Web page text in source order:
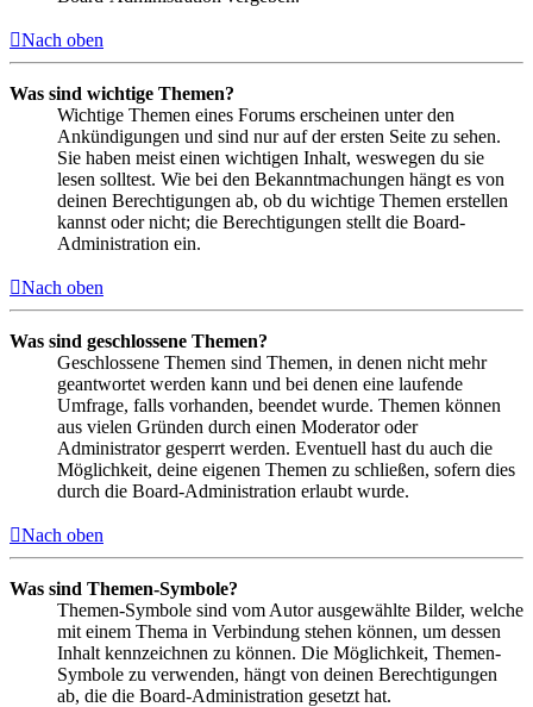
Nach oben
Was sind wichtige Themen?
Wichtige Themen eines Forums erscheinen unter den
Ankündigungen und sind nur auf der ersten Seite zu sehen.
Sie haben meist einen wichtigen Inhalt, weswegen du sie
lesen solltest. Wie bei den Bekanntmachungen hängt es von
deinen Berechtigungen ab, ob du wichtige Themen erstellen
kannst oder nicht; die Berechtigungen stellt die Board-
Administration ein.
Nach oben
Was sind geschlossene Themen?
Geschlossene Themen sind Themen, in denen nicht mehr
geantwortet werden kann und bei denen eine laufende
Umfrage, falls vorhanden, beendet wurde. Themen können
aus vielen Gründen durch einen Moderator oder
Administrator gesperrt werden. Eventuell hast du auch die
Möglichkeit, deine eigenen Themen zu schließen, sofern dies
durch die Board-Administration erlaubt wurde.
Nach oben
Was sind Themen-Symbole?
Themen-Symbole sind vom Autor ausgewählte Bilder, welche
mit einem Thema in Verbindung stehen können, um dessen
Inhalt kennzeichnen zu können. Die Möglichkeit, Themen-
Symbole zu verwenden, hängt von deinen Berechtigungen
ab, die die Board-Administration gesetzt hat.